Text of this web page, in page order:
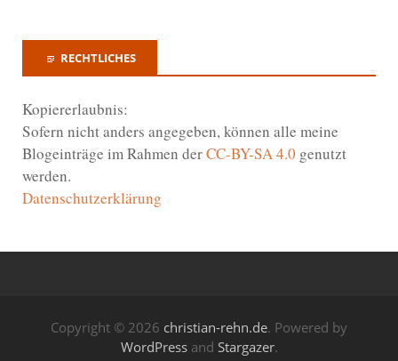
RECHTLICHES
Kopiererlaubnis:
Sofern nicht anders angegeben, können alle meine
Blogeinträge im Rahmen derCC-BY-SA 4.0 genutzt
werden.
Datenschutzerklärung
Copyright © 2026 christian-rehn.de. Powered by
WordPressand Stargazer.